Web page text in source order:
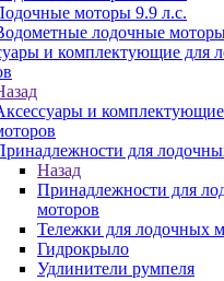
моторы 9.9 л.с.
лодочные
и комплектующие для
и
для
Назад
Принадлежности для
моторов
Тележки для лодочных
Гидрокрыло
Удлинители румпеля